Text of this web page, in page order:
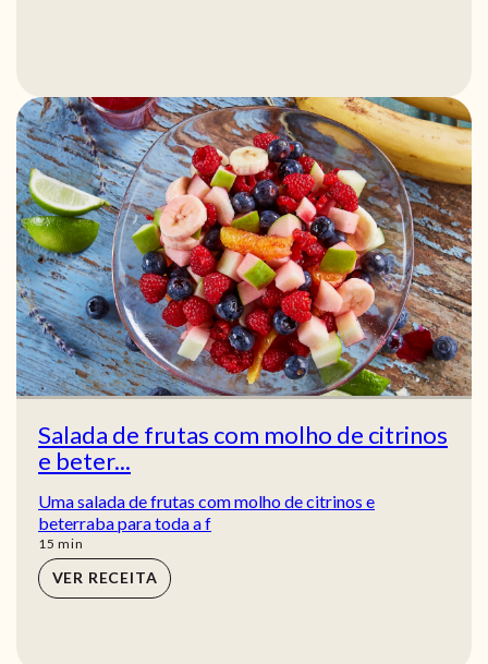
Salada de frutas com molho de citrinos
e beter...
Uma salada de frutas com molho de citrinos e
beterraba para toda a f
15 min
min
VER RECEITA